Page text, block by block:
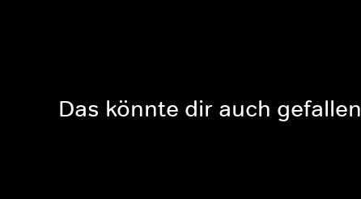
Das könnte dir auch gefallen